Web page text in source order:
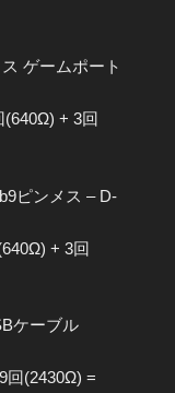
ゲームポート
(640Ω) + 3回
ピンメス – D-
+ 3回
ケーブル
回(2430Ω) =